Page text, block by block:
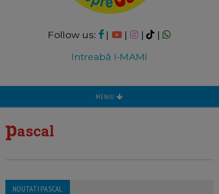
Follow us: | | |
|
Intreabă I-MAMI
MENIU
pascal
NOUTATI PASCAL